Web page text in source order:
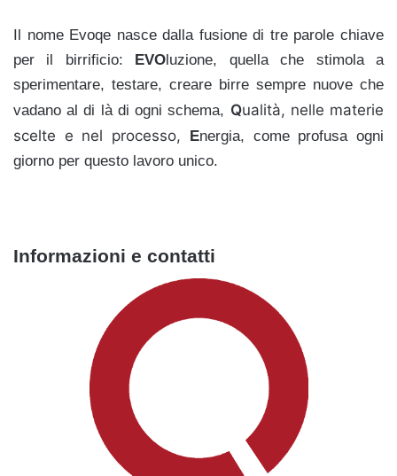
Il nome Evoqe nasce dalla fusione di tre parole chiave
per il birrificio: EVOluzione, quella che stimola a
sperimentare, testare, creare birre sempre nuove che
vadano al di là di ogni schema, Qualità, nelle materie
scelte e nel processo, Energia, come profusa ogni
giorno per questo lavoro unico.
Informazioni e contatti